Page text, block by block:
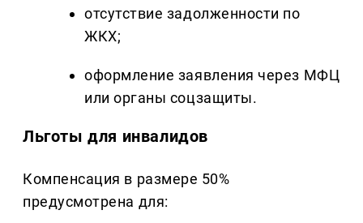
отсутствие задолженности по
ЖКХ;
оформление заявления через МФЦ
или органы соцзащиты.
Льготы для инвалидов
Компенсация в размере 50%
предусмотрена для: